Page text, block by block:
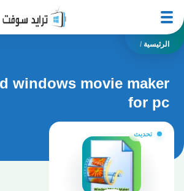
الرئيسية /
windows movie maker
for pc
تحديث